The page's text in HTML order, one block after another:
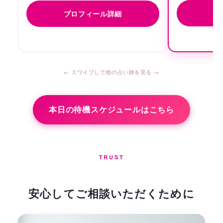
プロフィール詳細
本日の待機スケジュールはこちら
TRUST
安心してご相談いただくために